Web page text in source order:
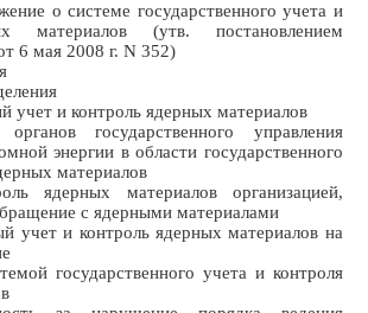
о системе государственного учета и
материалов (утв. постановлением
6 мая 2008 г. N 352)
учет и контроль ядерных материалов
государственного управления
энергии в области государственного
материалов
ядерных материалов организацией,
с ядерными материалами
учет и контроль ядерных материалов на
государственного учета и контроля